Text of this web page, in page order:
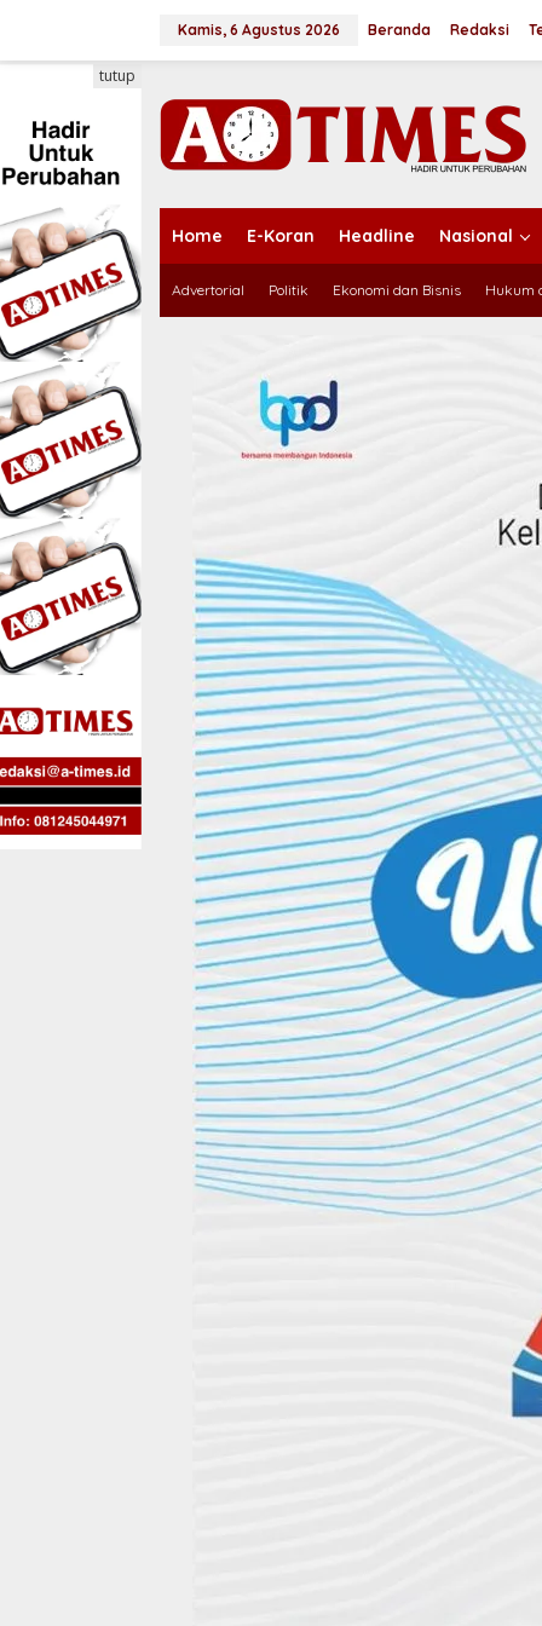
e
k
n
t
e
Kamis, 6 Agustus 2026 Beranda Redaksi
Home E-Koran Headline Nasional
Advertorial Politik Ekonomi dan Bisnis Hukum
tutup